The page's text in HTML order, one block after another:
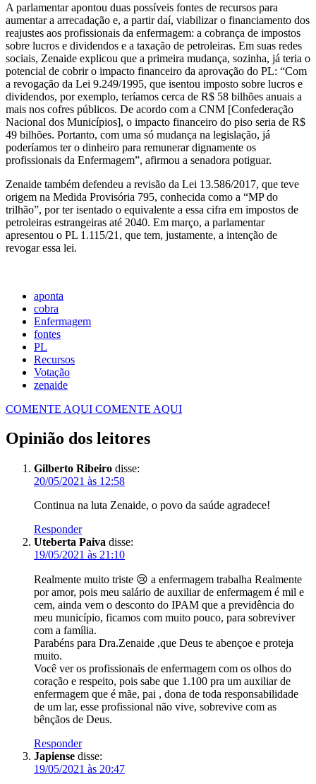
A parlamentar apontou duas possíveis fontes de recursos para
aumentar a arrecadação e, a partir daí, viabilizar o financiamento dos
reajustes aos profissionais da enfermagem: a cobrança de impostos
sobre lucros e dividendos e a taxação de petroleiras. Em suas redes
sociais, Zenaide explicou que a primeira mudança, sozinha, já teria o
potencial de cobrir o impacto financeiro da aprovação do PL: “Com
a revogação da Lei 9.249/1995, que isentou imposto sobre lucros e
dividendos, por exemplo, teríamos cerca de R$ 58 bilhões anuais a
mais nos cofres públicos. De acordo com a CNM [Confederação
Nacional dos Municípios], o impacto financeiro do piso seria de R$
49 bilhões. Portanto, com uma só mudança na legislação, já
poderíamos ter o dinheiro para remunerar dignamente os
profissionais da Enfermagem”, afirmou a senadora potiguar.
Zenaide também defendeu a revisão da Lei 13.586/2017, que teve
origem na Medida Provisória 795, conhecida como a “MP do
trilhão”, por ter isentado o equivalente a essa cifra em impostos de
petroleiras estrangeiras até 2040. Em março, a parlamentar
apresentou o PL 1.115/21, que tem, justamente, a intenção de
revogar essa lei.
aponta
cobra
Enfermagem
fontes
PL
Recursos
Votação
zenaide
COMENTE AQUI COMENTE AQUI
Opinião dos leitores
Gilberto Ribeiro disse:
20/05/2021 às 12:58
Continua na luta Zenaide, o povo da saúde agradece!
Responder
Uteberta Paiva disse:
19/05/2021 às 21:10
Realmente muito triste 😢 a enfermagem trabalha Realmente
por amor, pois meu salário de auxiliar de enfermagem é mil e
cem, ainda vem o desconto do IPAM que a previdência do
meu município, ficamos com muito pouco, para sobreviver
com a família.
Parabéns para Dra.Zenaide ,que Deus te abençoe e proteja
muito.
Você ver os profissionais de enfermagem com os olhos do
coração e respeito, pois sabe que 1.100 pra um auxiliar de
enfermagem que é mãe, pai , dona de toda responsabilidade
de um lar, esse profissional não vive, sobrevive com as
bênçãos de Deus.
Responder
Japiense disse:
19/05/2021 às 20:47